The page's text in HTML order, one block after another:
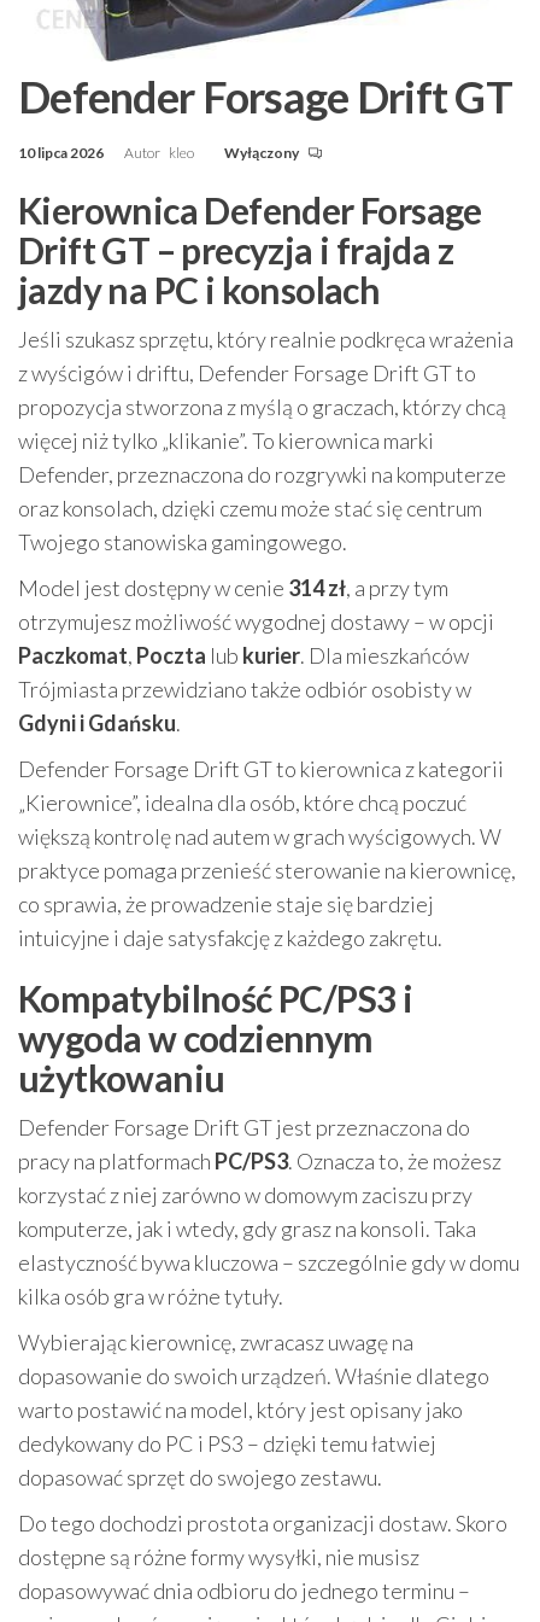
Defender Forsage Drift GT
10 lipca 2026 Autor kleo Wyłączony
Kierownica Defender Forsage
Drift GT – precyzja i frajda z
jazdy na PC i konsolach
Jeśli szukasz sprzętu, który realnie podkręca wrażenia
z wyścigów i driftu, Defender Forsage Drift GT to
propozycja stworzona z myślą o graczach, którzy chcą
więcej niż tylko „klikanie”. To kierownica marki
Defender, przeznaczona do rozgrywki na komputerze
oraz konsolach, dzięki czemu może stać się centrum
Twojego stanowiska gamingowego.
Model jest dostępny w cenie 314 zł, a przy tym
otrzymujesz możliwość wygodnej dostawy – w opcji
Paczkomat, Poczta lub kurier. Dla mieszkańców
Trójmiasta przewidziano także odbiór osobisty w
Gdyni i Gdańsku.
Defender Forsage Drift GT to kierownica z kategorii
„Kierownice”, idealna dla osób, które chcą poczuć
większą kontrolę nad autem w grach wyścigowych. W
praktyce pomaga przenieść sterowanie na kierownicę,
co sprawia, że prowadzenie staje się bardziej
intuicyjne i daje satysfakcję z każdego zakrętu.
Kompatybilność PC/PS3 i
wygoda w codziennym
użytkowaniu
Defender Forsage Drift GT jest przeznaczona do
pracy na platformach PC/PS3. Oznacza to, że możesz
korzystać z niej zarówno w domowym zaciszu przy
komputerze, jak i wtedy, gdy grasz na konsoli. Taka
elastyczność bywa kluczowa – szczególnie gdy w domu
kilka osób gra w różne tytuły.
Wybierając kierownicę, zwracasz uwagę na
dopasowanie do swoich urządzeń. Właśnie dlatego
warto postawić na model, który jest opisany jako
dedykowany do PC i PS3 – dzięki temu łatwiej
dopasować sprzęt do swojego zestawu.
Do tego dochodzi prostota organizacji dostaw. Skoro
dostępne są różne formy wysyłki, nie musisz
dopasowywać dnia odbioru do jednego terminu –